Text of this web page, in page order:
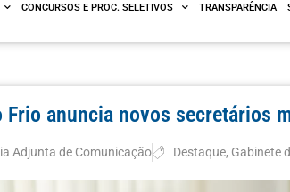
CONCURSOS E PROC. SELETIVOS TRANSPARÊNCIA
Frio anuncia novos secretários
Adjunta de Comunicação Destaque, Gabinete